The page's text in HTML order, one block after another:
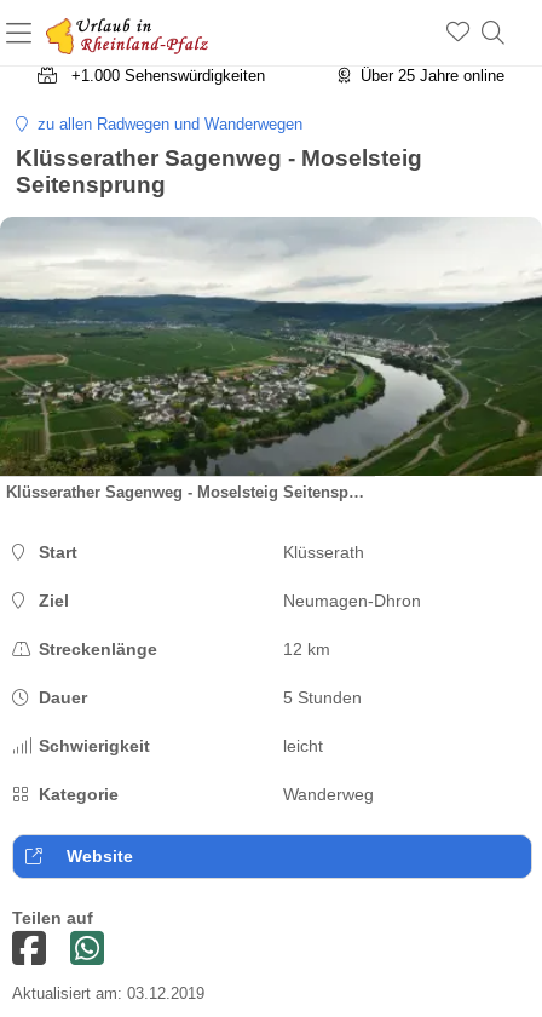
+1.500 Unterkünfte in Rheinland-Pfalz
+1.000 Sehenswürdigkeiten
Über 25 Jahre online
zu allen Radwegen und Wanderwegen
Klüsserather Sagenweg - Moselsteig
Seitensprung
Klüsserather Sagenweg - Moselsteig Seitensprung
Start Klüsserath
Ziel Neumagen-Dhron
Streckenlänge 12 km
Dauer 5 Stunden
Schwierigkeit leicht
Kategorie Wanderweg
Website
Teilen auf
Aktualisiert am: 03.12.2019